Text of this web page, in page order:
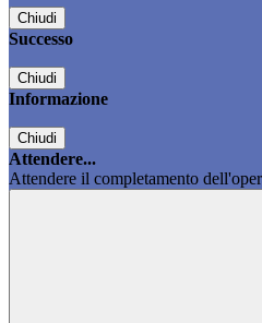
Chiudi
Successo
Chiudi
Informazione
Chiudi
Attendere...
Attendere il completamento